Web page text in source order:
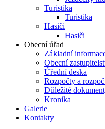
Turistika
Turistika
Hasiči
Hasiči
Obecní úřad
Základní
Obecní
Úřední deska
Rozpočty a
Důležité
Kronika
Galerie
Kontakty